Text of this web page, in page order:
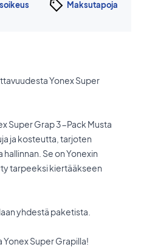
Maksutapoja
Yonex Super
Super Grap 3-Pack Musta
ja kosteutta, tarjoten
Se on Yonexin
tarpeeksi kiertääkseen
yhdestä paketista.
Super Grapilla!